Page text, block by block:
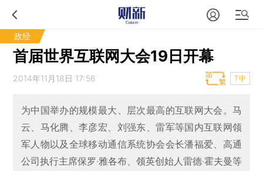
政经
首届世界互联网大会19日开幕
2014年11月18日 17:56 T中
为中国举办的规模最大、层次最高的互联网大会。马
云、马化腾、李彦宏、刘强东、雷军等国内互联网领
军人物以及全球移动通信系统协会会长潘福爱、高通
公司执行主席保罗·雅各布、领英创始人雷德·霍夫曼等